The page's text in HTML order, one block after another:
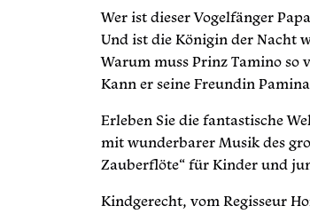
Wer ist dieser Vogelfänger
Und ist die Königin der Nacht
Warum muss Prinz Tamino so
Kann er seine Freundin
Erleben Sie die fantastische
mit wunderbarer Musik des
Zauberflöte“ für Kinder und
Kindgerecht, vom Regisseur